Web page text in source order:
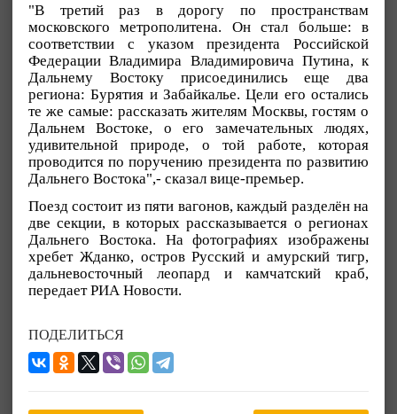
"В третий раз в дорогу по пространствам
московского метрополитена. Он стал больше: в
соответствии с указом президента Российской
Федерации Владимира Владимировича Путина, к
Дальнему Востоку присоединились еще два
региона: Бурятия и Забайкалье. Цели его остались
те же самые: рассказать жителям Москвы, гостям о
Дальнем Востоке, о его замечательных людях,
удивительной природе, о той работе, которая
проводится по поручению президента по развитию
Дальнего Востока",- сказал вице-премьер.
Поезд состоит из пяти вагонов, каждый разделён на
две секции, в которых рассказывается о регионах
Дальнего Востока. На фотографиях изображены
хребет Жданко, остров Русский и амурский тигр,
дальневосточный леопард и камчатский краб,
передает РИА Новости.
ПОДЕЛИТЬСЯ